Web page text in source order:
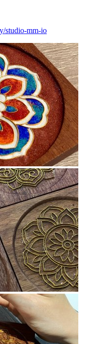
studio-mm-io